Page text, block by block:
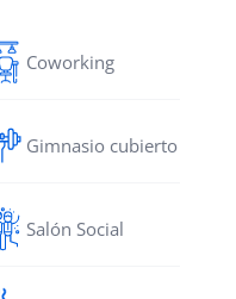
Coworking
Gimnasio cubierto
Salón Social